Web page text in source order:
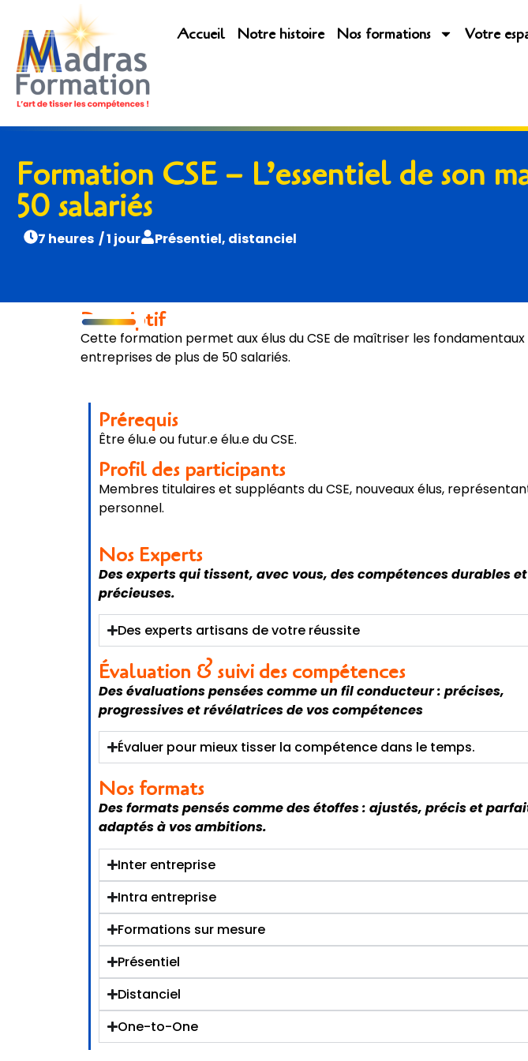
Accueil Notre histoire Nos formations Votre
Formation CSE – L’essentiel de son
50 salariés
7 heures / 1 jour Présentiel, distanciel
Descriptif
Cette formation permet aux élus du CSE de maîtriser les
entreprises de plus de 50 salariés.
Prérequis
Être élu.e ou futur.e élu.e du CSE.
Profil des participants
Membres titulaires et suppléants du CSE, nouveaux élus,
personnel.
Nos Experts
Des experts qui tissent, avec vous, des compétences durables et
précieuses.
Des experts artisans de votre réussite
Évaluation & suivi des compétences
Des évaluations pensées comme un fil conducteur : précises,
progressives et révélatrices de vos compétences
Évaluer pour mieux tisser la compétence dans le temps.
Nos formats
Des formats pensés comme des étoffes : ajustés, précis et
adaptés à vos ambitions.
Inter entreprise
Intra entreprise
Formations sur mesure
Présentiel
Distanciel
One-to-One